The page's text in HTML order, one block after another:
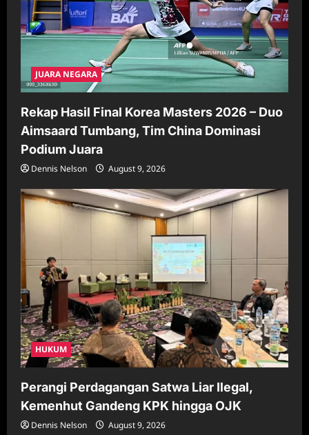
JUARA NEGARA
Rekap Hasil Final Korea Masters 2026 – Duo
Aimsaard Tumbang, Tim China Dominasi
Podium Juara
Dennis Nelson August 9, 2026
HUKUM
Perangi Perdagangan Satwa Liar Ilegal,
Kemenhut Gandeng KPK hingga OJK
Dennis Nelson August 9, 2026